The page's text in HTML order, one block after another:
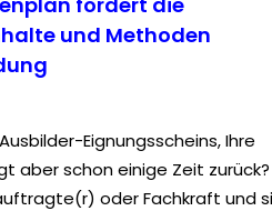
und Methoden
Eignungsscheins, Ihre
aber schon einige Zeit zurück?
oder Fachkraft und